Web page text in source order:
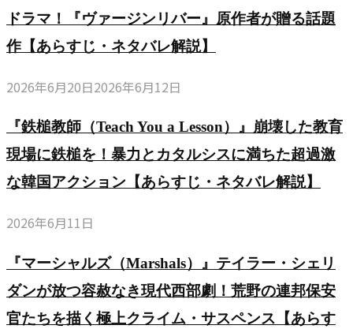
ドラマ！『ヴァージンリバー』原作者が贈る話題
作【あらすじ・ネタバレ解説】
2026年6月20日2026年6月12日
『鉄槌教師（Teach You a Lesson）』崩壊した教育
現場に鉄槌を！暴力とカタルシスに満ちた超過激
な韓国アクション【あらすじ・ネタバレ解説】
2026年6月11日
『マーシャルズ（Marshals）』テイラー・シェリ
ダンが放つ容赦なき現代西部劇！荒野の連邦保安
官たちを描く極上クライム・サスペンス【あらす